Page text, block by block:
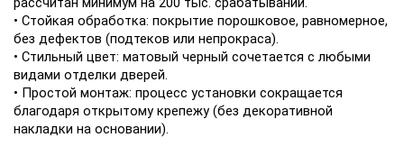
• Стойкая обработка: покрытие порошковое, равномерное,
без дефектов (подтеков или непрокраса).
• Стильный цвет: матовый черный сочетается с любыми
видами отделки дверей.
• Простой монтаж: процесс установки сокращается
благодаря открытому крепежу (без декоративной
накладки на основании).